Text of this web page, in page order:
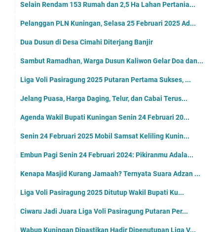
Selain Rendam 153 Rumah dan 2,5 Ha Lahan Pertania...
Pelanggan PLN Kuningan, Selasa 25 Februari 2025 Ad...
Dua Dusun di Desa Cimahi Diterjang Banjir
Sambut Ramadhan, Warga Dusun Kaliwon Gelar Doa dan...
Liga Voli Pasiragung 2025 Putaran Pertama Sukses, ...
Jelang Puasa, Harga Daging, Telur, dan Cabai Terus...
Agenda Wakil Bupati Kuningan Senin 24 Februari 20...
Senin 24 Februari 2025 Mobil Samsat Keliling Kunin...
Embun Pagi Senin 24 Februari 2024: Pikiranmu Adala...
Kenapa Masjid Kurang Jamaah? Ternyata Suara Adzan ...
Liga Voli Pasiragung 2025 Ditutup Wakil Bupati Ku...
Ciwaru Jadi Juara Liga Voli Pasiragung Putaran Per...
Wabup Kuningan Dipastikan Hadir Dipenutupan Liga V...